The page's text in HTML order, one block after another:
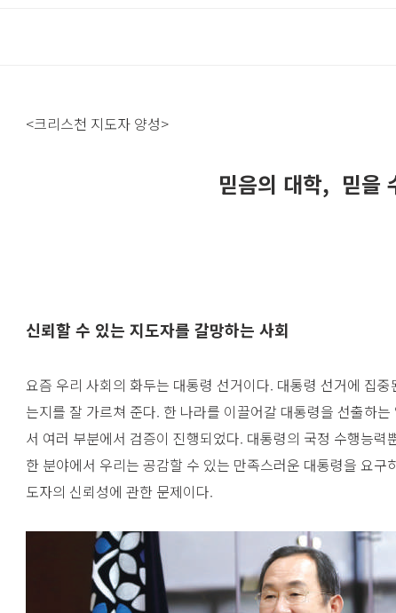
<크리스천 지도자 양성>
믿음의 대학, 믿을
신뢰할 수 있는 지도자를 갈망하는 사회
요즘 우리 사회의 화두는 대통령 선거이다. 대통령 선거에 집
는지를 잘 가르쳐 준다. 한 나라를 이끌어갈 대통령을 선출하
서 여러 부분에서 검증이 진행되었다. 대통령의 국정 수행능
한 분야에서 우리는 공감할 수 있는 만족스러운 대통령을 요
도자의 신뢰성에 관한 문제이다.